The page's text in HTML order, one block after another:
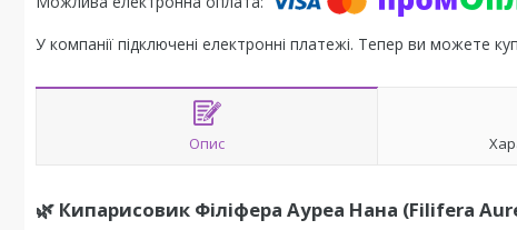
У компанії підключені електронні платежі. Тепер ви можете
Опис
🌿 Кипарисовик Філіфера Ауреа Нана (Filifera